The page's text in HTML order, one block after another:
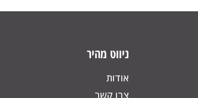
ניווט מהיר
אודות
צרו קשר